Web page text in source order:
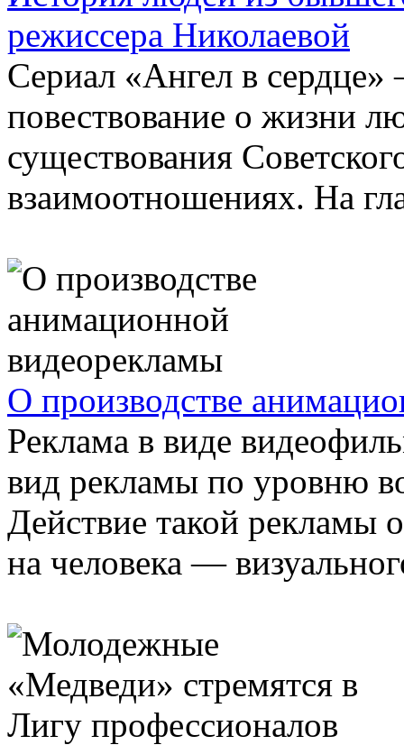
режиссера Николаевой
Сериал «Ангел в
повествование о жизни
существования
взаимоотношениях. На
О производстве
Реклама в виде
вид рекламы по уровню
Действие такой рекламы
на человека —